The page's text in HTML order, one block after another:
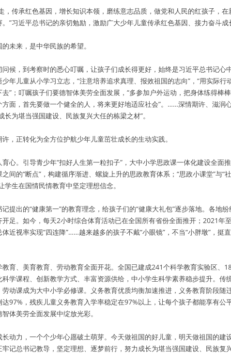
，传承红色基因，增长知识本领，磨练意志品质，做党和人民的红孩子，在
”习近平总书记的亲切勉励，激励广大少年儿童传承红色基因、接力奋斗成
未来，是中华民族的希望。
问候，到考察时的悉心叮嘱，让孩子们成长得更好，始终是习近平总书记心
年儿童从小学习立志，“注意培养追求真理、报效祖国的志向”，“用实际行
”；叮嘱孩子们要德智体美劳全面发展，“多参加户外运动，把身体练得棒
方面，首先要做一个健全的人，将来更好地适应社会”。……深情期许、滋润
长为堪当强国建设、民族复兴大任的栋梁之材”。
，正转化为全方位护航少年儿童茁壮成长的生动实践。
心。引导青少年“扣好人生第一粒扣子”，大中小学思政课一体化建设全面
间的“断点”，构建循序渐进、螺旋上升的思政教育体系；“思政小课堂”与“
学生在国情民情教育中坚定理想信念。
提出的“健康第一”的教育理念，给孩子们的“健康大礼包”逐步落地。各地
开足。如今，每天2小时综合体育活动已在全国所有省份全面推开；2021年
近视率实现“四连降”……越来越多的孩子不戴“小眼镜”，不当“小胖墩”，挺
育、美育教育、劳动教育全面开花。全国已建成241个科学教育实验区、
学课程、创新教学方式、丰富资源供给，中小学生科学素养稳步提升。传
动课成为大中小学必修课。义务教育优质均衡加速推进，义务教育阶段随
97%，残疾儿童义务教育入学率稳定在97%以上，让每个孩子都能享有公
体美劳全面发展中绽放光彩。
长动力，一个个少年心愿破土萌芽。今天做祖国的好儿童，明天做祖国的建
牢记总书记教导，坚定理想、逐梦前行，努力成长为堪当强国建设、民族复